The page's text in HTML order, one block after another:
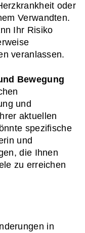
oder
Verwandten.
Ihr Risiko
veranlassen.
Bewegung
und
aktuellen
spezifische
und
die Ihnen
zu erreichen